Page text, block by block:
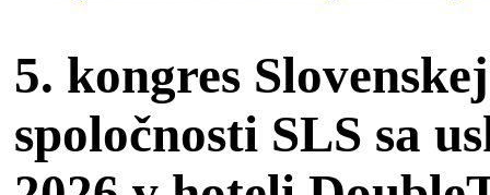
5. kongres
spoločnosti SLS sa